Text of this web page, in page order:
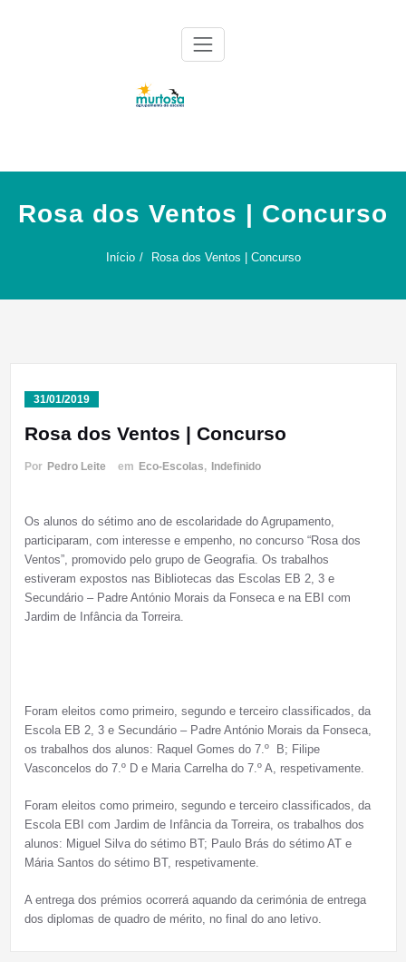
Rosa dos Ventos | Concurso
Início Rosa dos Ventos | Concurso
31/01/2019
Rosa dos Ventos | Concurso
Por Pedro Leite em Eco-Escolas, Indefinido
Os alunos do sétimo ano de escolaridade do Agrupamento,
participaram, com interesse e empenho, no concurso “Rosa dos
Ventos”, promovido pelo grupo de Geografia. Os trabalhos
estiveram expostos nas Bibliotecas das Escolas EB 2, 3 e
Secundário – Padre António Morais da Fonseca e na EBI com
Jardim de Infância da Torreira.
Foram eleitos como primeiro, segundo e terceiro classificados, da
Escola EB 2, 3 e Secundário – Padre António Morais da Fonseca,
os trabalhos dos alunos: Raquel Gomes do 7.º B; Filipe
Vasconcelos do 7.º D e Maria Carrelha do 7.º A, respetivamente.
Foram eleitos como primeiro, segundo e terceiro classificados, da
Escola EBI com Jardim de Infância da Torreira, os trabalhos dos
alunos: Miguel Silva do sétimo BT; Paulo Brás do sétimo AT e
Mária Santos do sétimo BT, respetivamente.
A entrega dos prémios ocorrerá aquando da cerimónia de entrega
dos diplomas de quadro de mérito, no final do ano letivo.